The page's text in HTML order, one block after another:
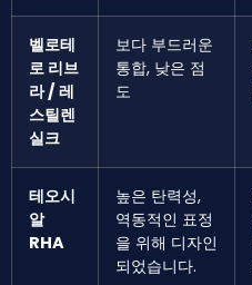
벨로테
로 리브
라 / 레
스틸렌
실크
보다 부드러운
통합, 낮은 점
도
테오시
알
RHA
높은 탄력성,
역동적인 표정
을 위해 디자인
되었습니다.